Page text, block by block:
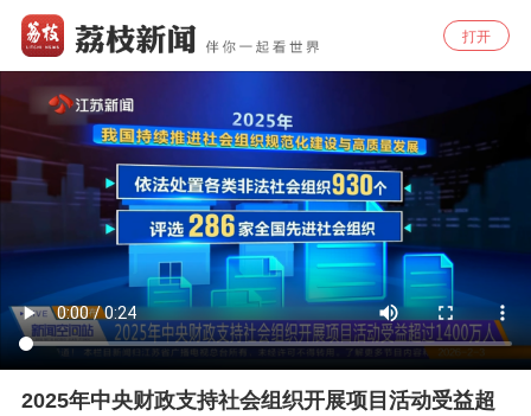
打开
2025年中央财政支持社会组织开展项目活动受益超